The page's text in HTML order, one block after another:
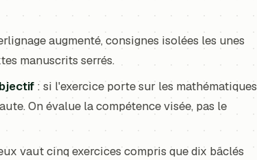
augmenté, consignes isolées les unes
manuscrits serrés.
: si l'exercice porte sur les mathématiques
On évalue la compétence visée, pas le
vaut cinq exercices compris que dix bâclés